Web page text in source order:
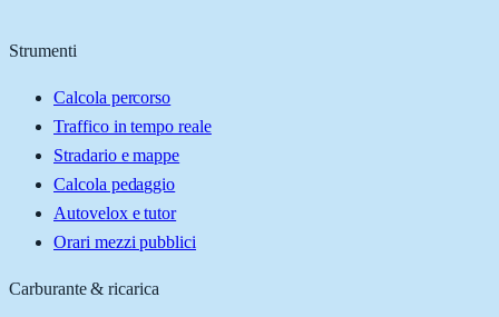
Strumenti
Calcola percorso
Traffico in tempo reale
Stradario e mappe
Calcola pedaggio
Autovelox e tutor
Orari mezzi pubblici
Carburante & ricarica